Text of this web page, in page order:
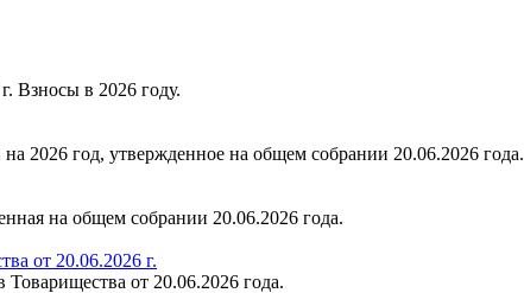
Взносы в 2026 году.
2026 год, утвержденное на общем собрании 20.06.2026 года.
на общем собрании 20.06.2026 года.
от 20.06.2026 г.
от 20.06.2026 года.